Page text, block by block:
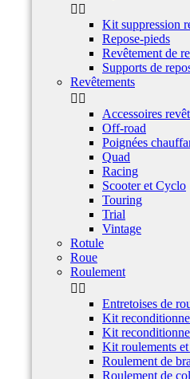
 
Kit suppression
Repose-pieds
Revêtement de
Supports de
Revêtements
 
Accessoires
Off-road
Poignées
Quad
Racing
Scooter et Cyclo
Touring
Trial
Vintage
Rotule
Roue
Roulement
 
Entretoises de
Kit
Kit
Kit roulements
Roulement de
Roulement de